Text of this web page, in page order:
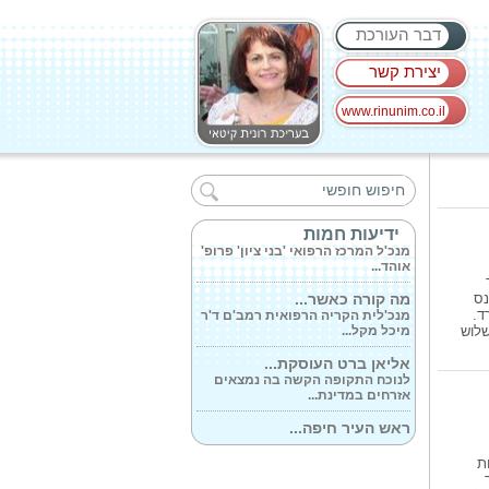
דבר העורכת
יצירת קשר
www.rinunim.co.il
ידיעות חמות
דלקה פרצה לפני...
מנכ'ל המרכז הרפואי פרופ' אוהד
הוכמן: 'המרכז...
ראש העיר חיפה...
מנכ'ל המרכז הרפואי 'בני ציון' פרופ'
אוהד...
מה קורה כאשר...
מנכ'לית הקריה הרפואית רמב'ם ד'ר
מיכל מקל...
אליאן ברט העוסקת...
לנוכח התקופה הקשה בה נמצאים
אזרחים במדינת...
מנהל ביח' 'כרמל' ד'ר אבי גולדברג
ציין לשבח...